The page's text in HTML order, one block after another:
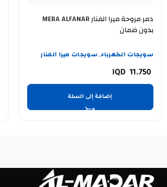
دمر مروحة ميرا الفنار MERA ALFANAR
بدون ضمان
سويجات الكهرباء, سويجات ميرا الفنار
11.750
إضافة إلى السلة